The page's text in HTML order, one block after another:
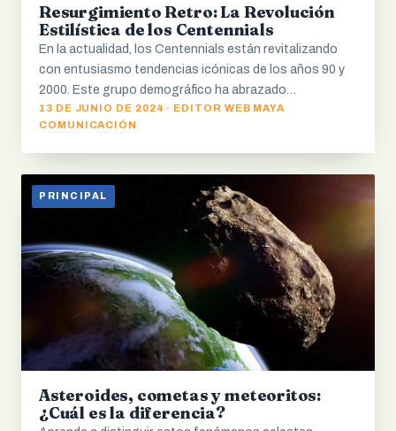
Resurgimiento Retro: La Revolución
Estilística de los Centennials
En la actualidad, los Centennials están revitalizando
con entusiasmo tendencias icónicas de los años 90 y
2000. Este grupo demográfico ha abrazado…
13 DE JUNIO DE 2024 · EDITOR WEB MAYA
COMUNICACIÓN
PRINCIPAL
Asteroides, cometas y meteoritos:
¿Cuál es la diferencia?